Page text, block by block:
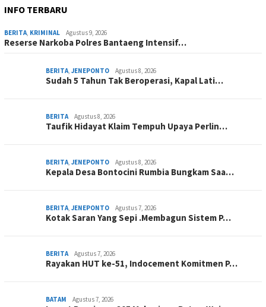
INFO TERBARU
BERITA, KRIMINAL Agustus 9, 2026
Reserse Narkoba Polres Bantaeng Intensif…
BERITA, JENEPONTO Agustus 8, 2026
Sudah 5 Tahun Tak Beroperasi, Kapal Lati…
BERITA Agustus 8, 2026
Taufik Hidayat Klaim Tempuh Upaya Perlin…
BERITA, JENEPONTO Agustus 8, 2026
Kepala Desa Bontocini Rumbia Bungkam Saa…
BERITA, JENEPONTO Agustus 7, 2026
Kotak Saran Yang Sepi .Membagun Sistem P…
BERITA Agustus 7, 2026
Rayakan HUT ke-51, Indocement Komitmen P…
BATAM Agustus 7, 2026